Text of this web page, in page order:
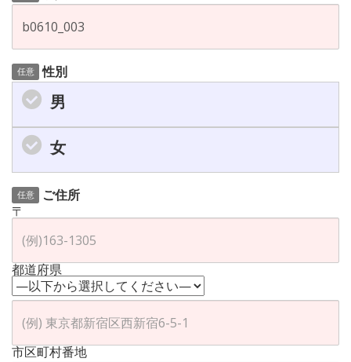
任意 性別
男
女
任意
ご住所
〒
都道府県
市区町村番地